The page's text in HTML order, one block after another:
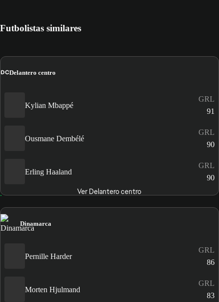
Futbolistas similares
DCDelantero centro
Kylian Mbappé
GRL
91
Ousmane Dembélé
GRL
90
Erling Haaland
GRL
90
Ver Delantero centro
Dinamarca
Pernille Harder
GRL
86
Morten Hjulmand
GRL
83